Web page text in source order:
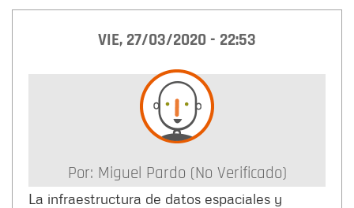
VIE, 27/03/2020 - 22:53
Por: Miguel Pardo (no Verificado)
La infraestructura de datos espaciales y